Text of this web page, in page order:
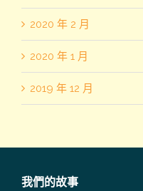
2020 年 2 月
2020 年 1 月
2019 年 12 月
我們的故事